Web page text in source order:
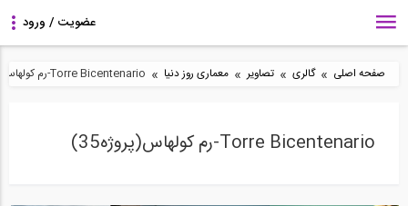
صفحه اصلی » گالری » تصاویر » معماری روز دنیا » Torre Bicentenario-رم کولهاس(پروژه35)
Torre Bicentenario-رم کولهاس(پروژه35)